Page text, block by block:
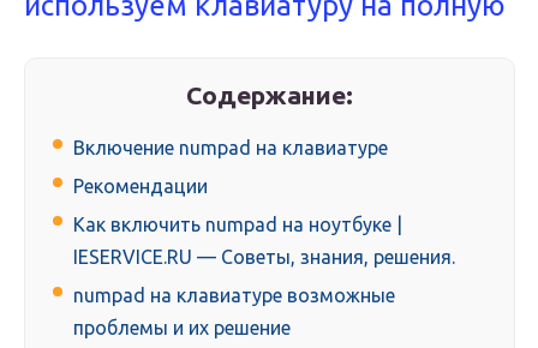
Содержание:
Включение numpad на клавиатуре
Рекомендации
Как включить numpad на ноутбуке |
IESERVICE.RU — Советы, знания, решения.
numpad на клавиатуре возможные
проблемы и их решение